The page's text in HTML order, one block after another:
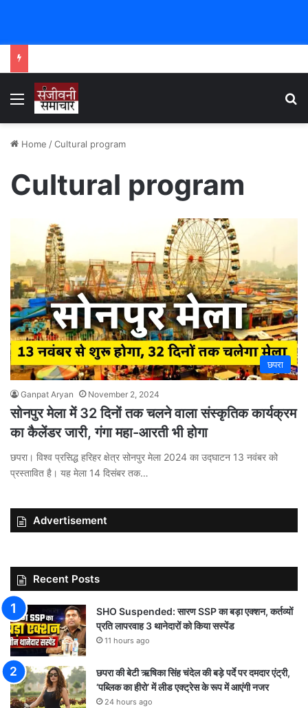
Menu
Home /Cultural program
Cultural program
छपरा
Ganpat Aryan November 2, 2024
सोनपुर मेला में 32 दिनों तक चलने वाला संस्कृतिक कार्यक्रम
का कैलेंडर जारी, गंगा महा-आरती भी होगा
छपरा। विश्व प्रसिद्ध हरिहर क्षेत्र सोनपुर मेला 2024 का उद्घाटन 13 नवंबर को
प्रस्तावित है। यह मेला 14 दिसंबर तक…
Advertisement
Recent Posts
SHO Suspended: सारण SSP का बड़ा एक्शन, कर्तव्यों
प्रति लापरवाह 3 थानेदारों को किया सस्पेंड
11 hours ago
छपरा की बेटी ऋषिका सिंह चंदेल की बड़े पर्दे पर दमदार एंट्री,
‘पब्लिक का हीरो’ में लीड एक्ट्रेस के रूप में आएंगी नजर
24 hours ago